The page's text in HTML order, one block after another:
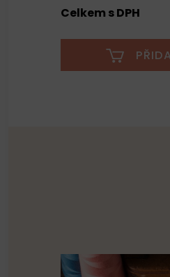
Celkem s DPH